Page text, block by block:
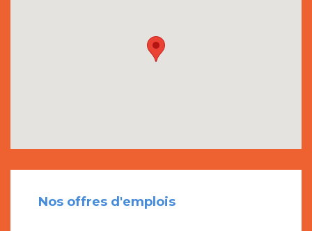
Nos offres d'emplois